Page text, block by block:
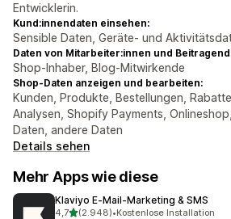
Entwicklerin.
Kund:innendaten einsehen:
Sensible Daten, Geräte- und
Daten von Mitarbeiter:innen und
Shop-Inhaber, Blog-Mitwirkende
Shop-Daten anzeigen und bearbeiten:
Kunden, Produkte, Bestellungen,
Analysen, Shopify Payments,
Daten, andere Daten
Details sehen
Mehr Apps wie diese
Klaviyo E‑Mail‑Marketing & SMS
4,7von 5 Sternen
(2.948)•Kostenlose Installation